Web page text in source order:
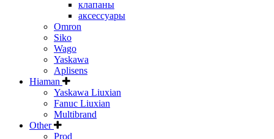
клапаны
аксессуары
Omron
Siko
Wago
Yaskawa
Aplisens
Hiaman
Yaskawa Liuxian
Fanuc Liuxian
Multibrand
Other
Prod